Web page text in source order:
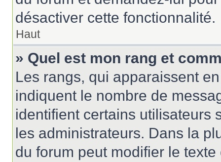
désactiver cette fonctionnalité.
Haut
» Quel est mon rang et
Les rangs, qui apparaissent
indiquent le nombre de
identifient certains utilisateurs
les administrateurs. Dans la
du forum peut modifier le